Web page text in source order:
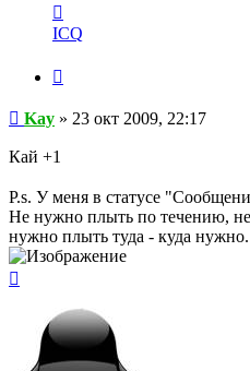
информация
пользователя
ICQ
Сообщение
Kay » 23 окт 2009, 22:17
Кай +1
P.s. У меня в статусе
Не нужно плыть по течению,
нужно плыть туда - куда нужно.
началу